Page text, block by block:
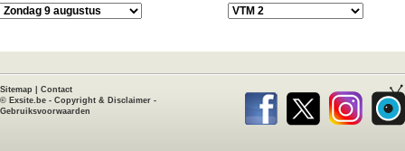
Sitemap
Contact
© Exsite.be - Copyright & Disclaimer -
Gebruiksvoorwaarden